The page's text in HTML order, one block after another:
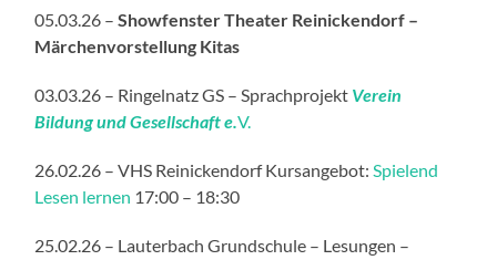
05.03.26 –Showfenster Theater Reinickendorf –
Märchenvorstellung Kitas
03.03.26 – Ringelnatz GS – Sprachprojekt Verein
Bildung und Gesellschaft e.V.
26.02.26 – VHS Reinickendorf Kursangebot: Spielend
Lesen lernen 17:00 – 18:30
25.02.26 – Lauterbach Grundschule – Lesungen –